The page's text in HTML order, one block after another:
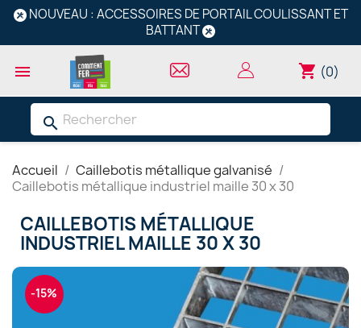
NOUVEAU : ACCESSOIRES DE PORTAIL COULISSANT ET
BATTANT
 shopping_cart (0)
search
Accueil
Caillebotis métallique galvanisé
Caillebotis métallique industriel maille 30 x 30
CAILLEBOTIS MÉTALLIQUE
INDUSTRIEL MAILLE 30 X 30
-15%